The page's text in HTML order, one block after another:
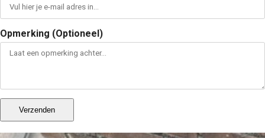
Opmerking (Optioneel)
Verzenden